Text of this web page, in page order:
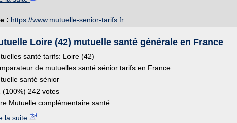
: https://www.mutuelle-senior-tarifs.fr
Loire (42) mutuelle santé générale en France
santé tarifs: Loire (42)
de mutuelles santé sénior tarifs en France
santé sénior
(100%) 242 votes
Mutuelle complémentaire santé...
la suite